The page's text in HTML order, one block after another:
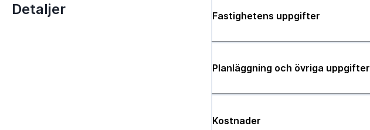
Detaljer Fastighetens uppgifter
Planläggning och övriga uppgifter
Kostnader